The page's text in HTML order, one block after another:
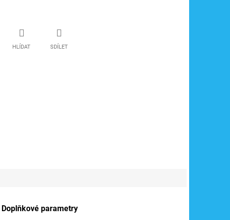
HLÍDAT SDÍLET
Doplňkové parametry